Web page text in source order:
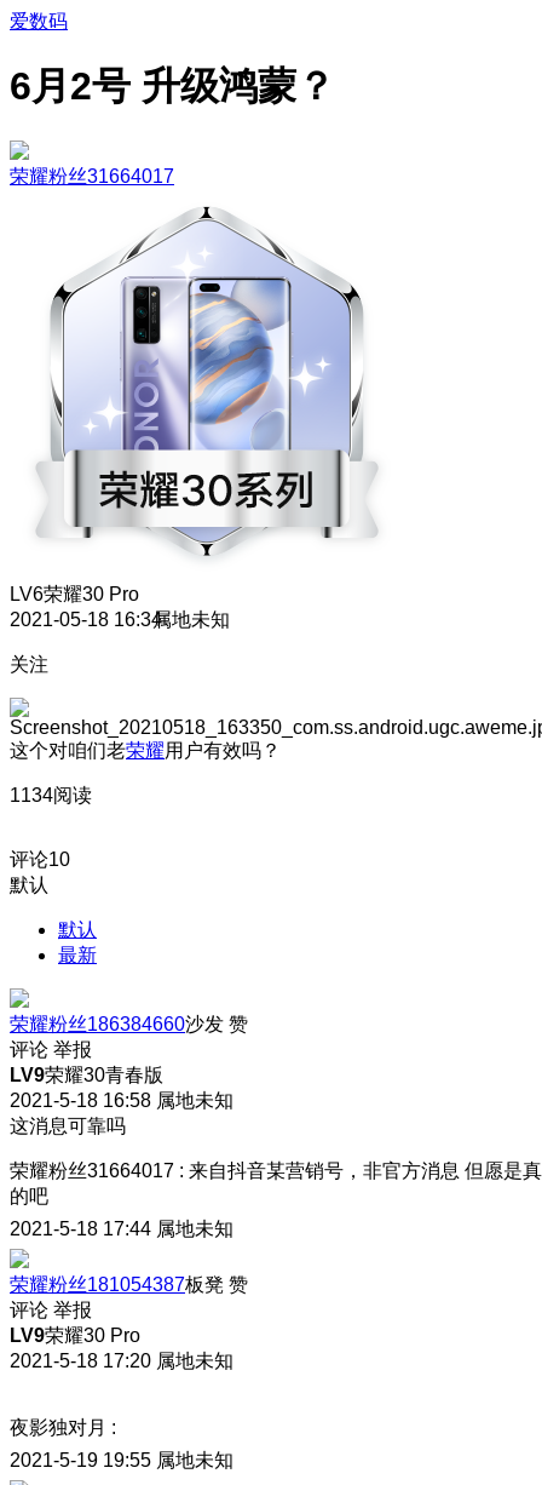
爱数码
6月2号 升级鸿蒙？
荣耀粉丝31664017
LV6荣耀30 Pro
2021-05-18 16:34属地未知
关注
这个对咱们老荣耀用户有效吗？
1134阅读
评论10
默认
默认
最新
荣耀粉丝186384660沙发 赞
评论 举报
LV9荣耀30青春版
2021-5-18 16:58 属地未知
这消息可靠吗
荣耀粉丝31664017 : 来自抖音某营销号，非官方消息 但愿是真
的吧
2021-5-18 17:44 属地未知
荣耀粉丝181054387板凳 赞
评论 举报
LV9荣耀30 Pro
2021-5-18 17:20 属地未知
夜影独对月 :
2021-5-19 19:55 属地未知